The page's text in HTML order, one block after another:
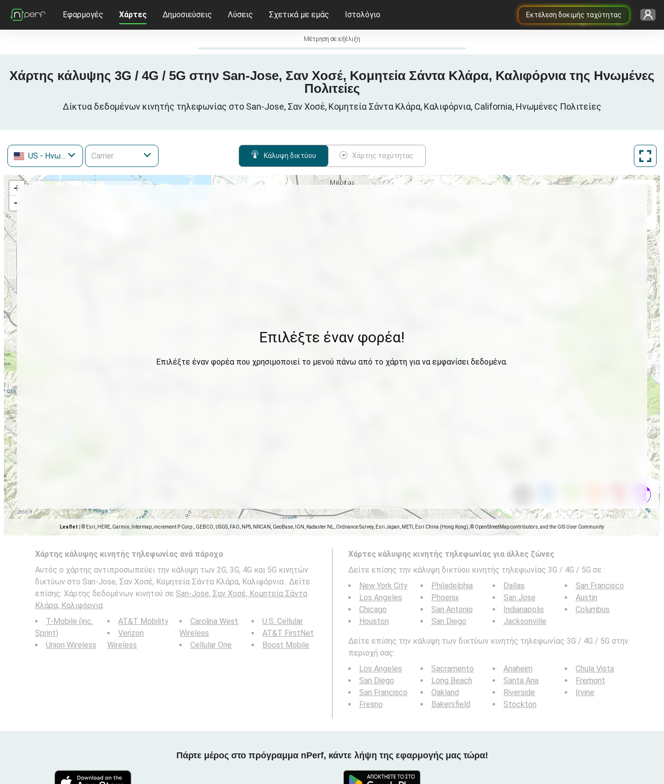
Εκτέλεση δοκιμής ταχύτητας
Εφαρμογές Χάρτες Δημοσιεύσεις Λύσεις Σχετικά με εμάς Ιστολόγιο
Μέτρηση σε εξέλιξη
Χάρτης κάλυψης 3G / 4G / 5G στην San-Jose, Σαν Χοσέ, Κομητεία Σάντα Κλάρα, Καλιφόρνια της Ηνωμένες
Πολιτείες
Δίκτυα δεδομένων κινητής τηλεφωνίας στο San-Jose, Σαν Χοσέ, Κομητεία Σάντα Κλάρα, Καλιφόρνια, California, Ηνωμένες Πολιτείες
US - Ηνωμένες Πολιτείες Κάλυψη δικτύου Χάρτης ταχύτητας
+
−
Leaflet © Esri, HERE, Garmin, Intermap, increment P Corp., GEBCO, USGS, FAO, NPS, NRCAN, GeoBase, IGN, Kadaster NL, Ordnance Survey, Esri Japan, METI, Esri China (Hong Kong), © OpenStreetMap contributors, and the GIS User Community
Επιλέξτε έναν φορέα!
Επιλέξτε έναν φορέα που χρησιμοποιεί το μενού πάνω από το χάρτη για να εμφανίσει δεδομένα.
Χάρτης κάλυψης κινητής τηλεφωνίας ανά πάροχο
Αυτός ο χάρτης αντιπροσωπεύει την κάλυψη των 2G, 3G, 4G και 5G κινητών
δικτύων στο San-Jose, Σαν Χοσέ, Κομητεία Σάντα Κλάρα, Καλιφόρνια . Δείτε
επίσης: Χάρτης δεδομένων κινητού σε San-Jose, Σαν Χοσέ, Κομητεία Σάντα
Κλάρα, Καλιφόρνια .
T-Mobile (inc.
Sprint)
Union Wireless
AT&T Mobility
Verizon
Wireless
Carolina West
Wireless
Cellular One
U.S. Cellular
AT&T FirstNet
Boost Mobile
Χάρτες κάλυψης κινητής τηλεφωνίας για άλλες ζώνες
Δείτε επίσης την κάλυψη δικτύου κινητής τηλεφωνίας 3G / 4G / 5G σε :
New York City
Los Angeles
Chicago
Houston
Philadelphia
Phoenix
San Antonio
San Diego
Dallas
San Jose
Indianapolis
Jacksonville
San Francisco
Austin
Columbus
Δείτε επίσης την κάλυψη των δικτύων κινητής τηλεφωνίας 3G / 4G / 5G στην
περιοχή σας:
Los Angeles
San Diego
San Francisco
Fresno
Sacramento
Long Beach
Oakland
Bakersfield
Anaheim
Santa Ana
Riverside
Stockton
Chula Vista
Fremont
Irvine
Πάρτε μέρος στο πρόγραμμα nPerf, κάντε λήψη της εφαρμογής μας τώρα!